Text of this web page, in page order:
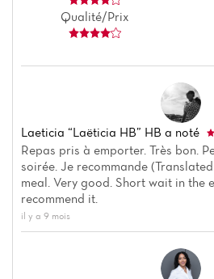
Qualité/Prix
Laeticia “Laëticia HB” HB a noté
Repas pris à emporter. Très bon.
soirée. Je recommande
meal. Very good. Short wait in the
recommend it.
il y a 9 mois